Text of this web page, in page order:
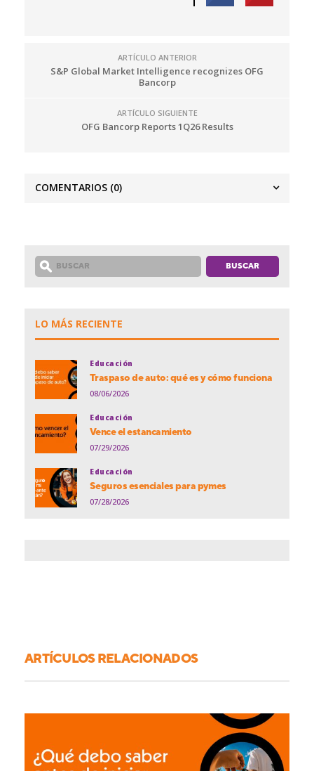
ARTÍCULO ANTERIOR
S&P Global Market Intelligence recognizes OFG
Bancorp
ARTÍCULO SIGUIENTE
OFG Bancorp Reports 1Q26 Results
COMENTARIOS (0)
LO MÁS RECIENTE
Educación
Traspaso de auto: qué es y cómo funciona
08/06/2026
Educación
Vence el estancamiento
07/29/2026
Educación
Seguros esenciales para pymes
07/28/2026
ARTÍCULOS RELACIONADOS